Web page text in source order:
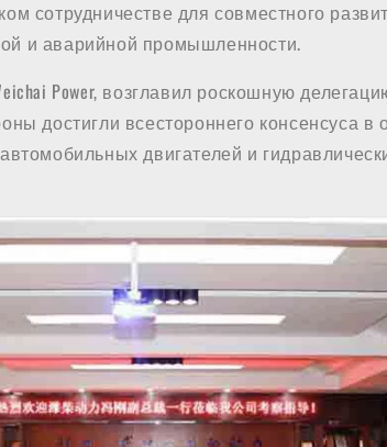
сотрудничестве для совместного
и аварийной промышленности.
Power, возглавил роскошную
достигли всестороннего консенсуса в
двигателей и